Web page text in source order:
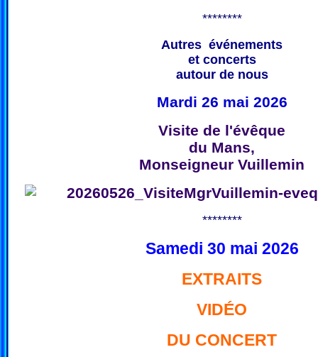
********
Autres événements
et concerts
autour de nous
Mardi 26 mai 2026
Visite de l'évêque
du Mans,
Monseigneur Vuillemin
********
Samedi 30 mai 2026
EXTRAITS
VIDÉO
DU CONCERT